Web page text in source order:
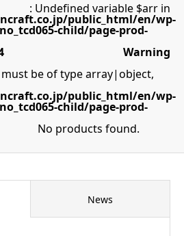
: Undefined variable $arr in
public_html/en/wp-
child/page-prod-
Warning
be of type array|object,
public_html/en/wp-
child/page-prod-
No products found.
News